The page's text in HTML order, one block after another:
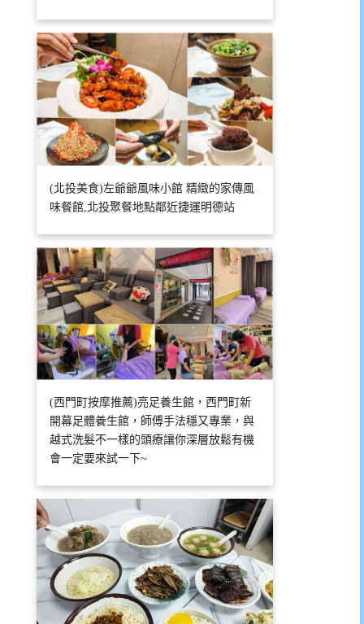
(北投美食)左爺爺風味小館 精緻的家傳風
味餐館,北投聚餐地點鄰近捷運明德站
(西門町按摩推薦)亮足養生館，西門町新
開幕足體養生館，師傅手法穩又專業，與
越式洗髮不一樣的頭療讓你深層放鬆有機
會一定要來試一下~